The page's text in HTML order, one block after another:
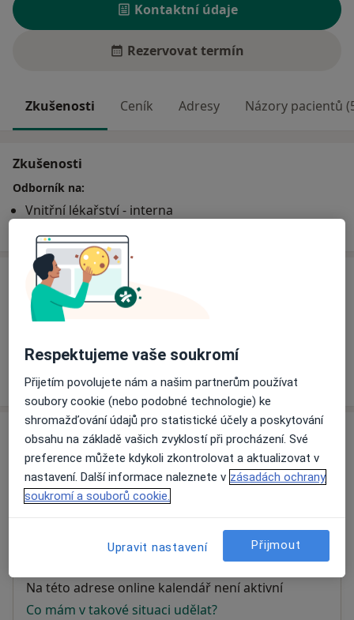
Kontaktní údaje
Rezervovat termín
Zkušenosti Ceník Adresy Názory pacientů
Zkušenosti
Odborník na:
Vnitřní lékařství - interna
Ceník
Informace o službách a cenách nejsou k dispozici
svých službách.
Adresa
Ordinace
Nová 32, České Budějovice
Přiblížit mapuse otevře v nové záložce
Dostupnost
Na této adrese online kalendář není aktivní
Co mám v takové situaci udělat?
Respektujeme vaše soukromí
Přijetím povolujete nám a našim partnerům používat
soubory cookie (nebo podobné technologie) ke
shromažďování údajů pro statistické účely a poskytování
obsahu na základě vašich zvyklostí při procházení. Své
preference můžete kdykoli zkontrolovat a aktualizovat v
nastavení. Další informace naleznete v zásadách ochrany
soukromí a souborů cookie.
Upravit nastavení Přijmout